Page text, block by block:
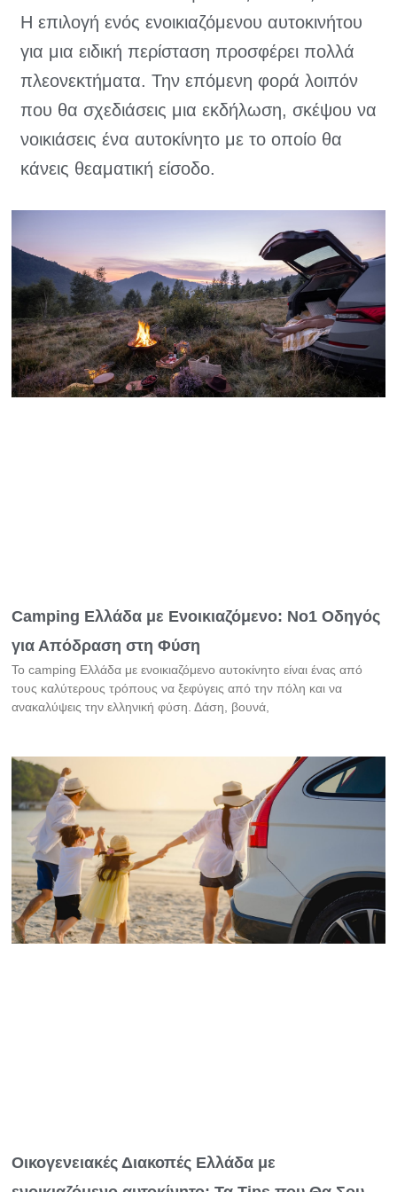
Η επιλογή ενός ενοικιαζόμενου αυτοκινήτου
για μια ειδική περίσταση προσφέρει πολλά
πλεονεκτήματα. Την επόμενη φορά λοιπόν
που θα σχεδιάσεις μια εκδήλωση, σκέψου να
νοικιάσεις ένα αυτοκίνητο με το οποίο θα
κάνεις θεαματική είσοδο.
Camping Ελλάδα με Ενοικιαζόμενο: Νο1 Οδηγός
για Απόδραση στη Φύση
Το camping Ελλάδα με ενοικιαζόμενο αυτοκίνητο είναι ένας από
τους καλύτερους τρόπους να ξεφύγεις από την πόλη και να
ανακαλύψεις την ελληνική φύση. Δάση, βουνά,
Οικογενειακές Διακοπές Ελλάδα με